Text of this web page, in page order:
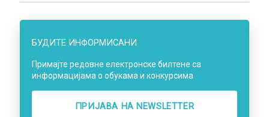
БУДИТЕ ИНФОРМИСАНИ
Примајте редовне електронске билтене са
информацијама о обукама и конкурсима
ПРИЈАВА НA NEWSLETTER